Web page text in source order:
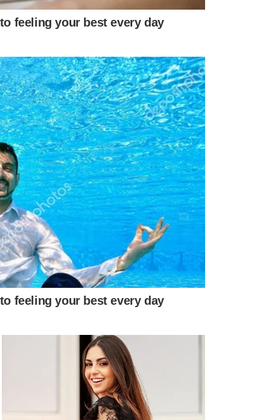
os primeiros socorros às 5 vítimas. Elas foram
considerado grave.Até o momento, não há boletim
feridas.
João Batista, havia começado poucas horas antes
vizinhos. O evento foi interrompido após o
com a tragédia.